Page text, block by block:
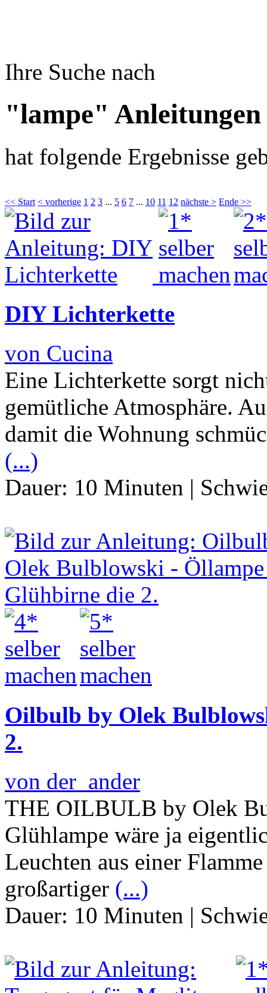
Ihre Suche nach
"lampe" Anleitungen
hat folgende Ergebnisse
<< Start < vorherige 1 2 3 ... 5 6 7 ... 10 11 12 nächste > Ende >>
DIY Lichterkette
von Cucina
Eine Lichterkette sorgt
gemütliche Atmosphäre.
damit die Wohnung
(...)
Dauer: 10 Minuten |
Oilbulb by Olek
2.
von der_ander
THE OILBULB by Olek
Glühlampe wäre ja
Leuchten aus einer
großartiger (...)
Dauer: 10 Minuten |